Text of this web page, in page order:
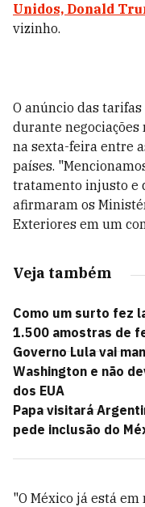
Unidos, Donald
vizinho.
O anúncio das
durante negociações
na sexta-feira entre
países.
tratamento injusto e
afirmaram os
Exteriores em um
Veja também
Como um surto fez
1.500 amostras de
Governo Lula vai
Washington e não
dos EUA
Papa visitará
pede inclusão do
"O México já está